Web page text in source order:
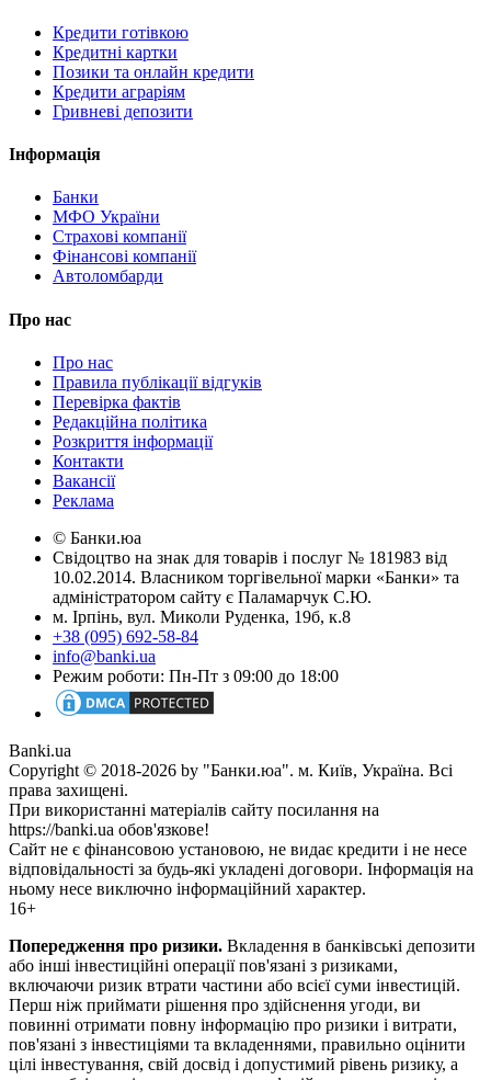
Кредити готівкою
Кредитні картки
Позики та онлайн кредити
Кредити аграріям
Гривневі депозити
Інформація
Банки
МФО України
Страхові компанії
Фінансові компанії
Автоломбарди
Про нас
Про нас
Правила публікації відгуків
Перевірка фактів
Редакційна політика
Розкриття інформації
Контакти
Вакансії
Реклама
© Банки.юа
Свідоцтво на знак для товарів і послуг № 181983 від
10.02.2014. Власником торгівельної марки «Банки» та
адміністратором сайту є Паламарчук С.Ю.
м. Ірпінь, вул. Миколи Руденка, 19б, к.8
+38 (095) 692-58-84
info@banki.ua
Режим роботи: Пн-Пт з 09:00 до 18:00
Banki.ua
Copyright © 2018-2026 by "Банки.юа". м. Київ, Україна. Всі
права захищені.
При використанні матеріалів сайту посилання на
https://banki.ua обов'язкове!
Сайт не є фінансовою установою, не видає кредити і не несе
відповідальності за будь-які укладені договори. Інформація на
ньому несе виключно інформаційний характер.
16+
Попередження про ризики. Вкладення в банківські депозити
або інші інвестиційні операції пов'язані з ризиками,
включаючи ризик втрати частини або всієї суми інвестицій.
Перш ніж приймати рішення про здійснення угоди, ви
повинні отримати повну інформацію про ризики і витрати,
пов'язані з інвестиціями та вкладеннями, правильно оцінити
цілі інвестування, свій досвід і допустимий рівень ризику, а